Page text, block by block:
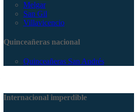
Melgar
San Gil
Villavicencio
Quinceañeras nacional
Quinceañeras San Andrés
Internacional imperdible